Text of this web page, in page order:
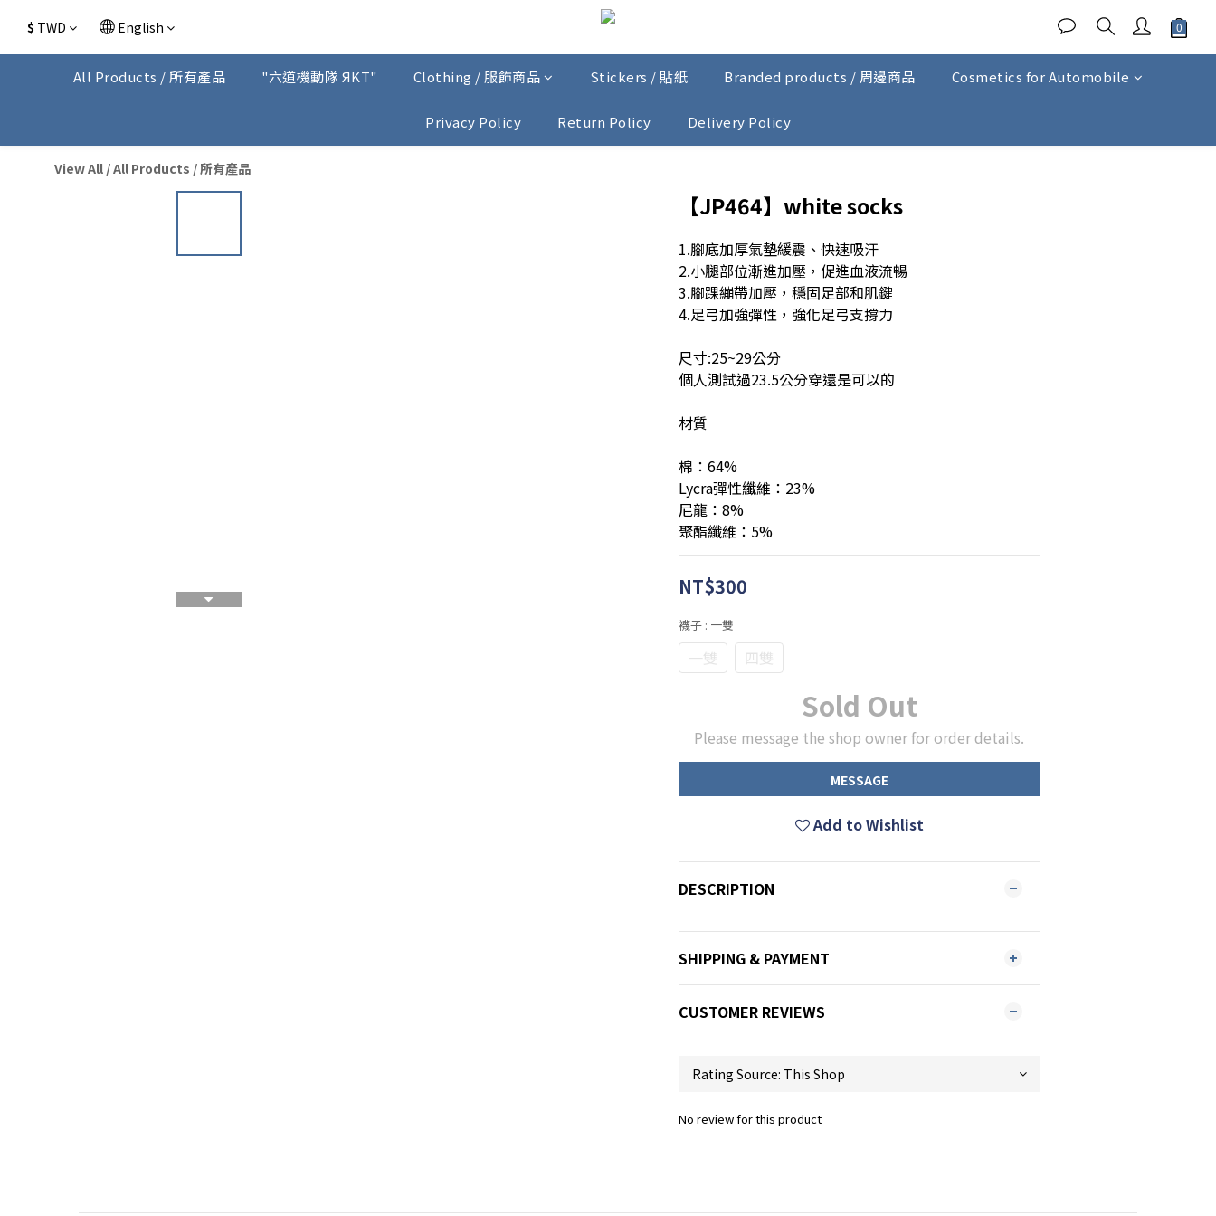
$ TWD English
All Products / 所有產品 "六道機動隊 ЯKT" Clothing / 服飾商品 Stickers / 貼紙 Branded products / 周邊商品 Cosmetics for Automobile
Privacy Policy Return Policy Delivery Policy
View All /All Products / 所有產品
【JP464】white socks
1.腳底加厚氣墊緩震、快速吸汗
2.小腿部位漸進加壓，促進血液流暢
3.腳踝繃帶加壓，穩固足部和肌鍵
4.足弓加強彈性，強化足弓支撐力
尺寸:25~29公分
個人測試過23.5公分穿還是可以的
材質
棉：64%
Lycra彈性纖維：23%
尼龍：8%
聚酯纖維：5%
NT$300
襪子 : 一雙
一雙 四雙
Sold Out
Please message the shop owner for order details.
MESSAGE
Add to Wishlist
DESCRIPTION
SHIPPING & PAYMENT
CUSTOMER REVIEWS
No review for this product